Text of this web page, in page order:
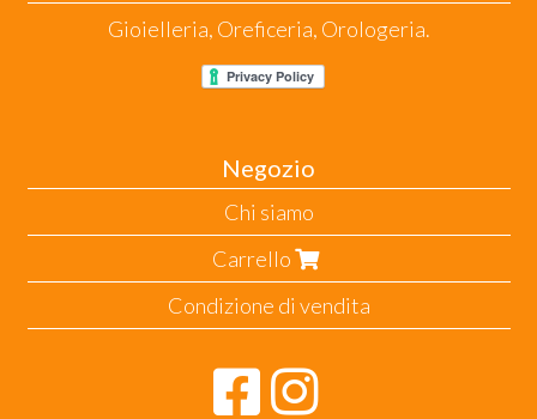
Gioielleria, Oreficeria, Orologeria.
Negozio
Chi siamo
Carrello
Condizione di vendita